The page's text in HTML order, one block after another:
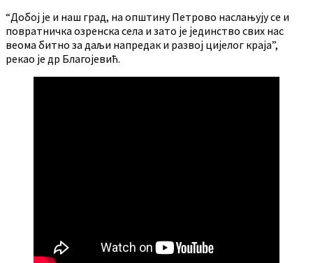
“Добој је и наш град, на општину Петрово наслањују се и
повратничка озренска села и зато је јединство свих нас
веома битно за даљи напредак и развој цијелог краја”,
рекао је др Благојевић.